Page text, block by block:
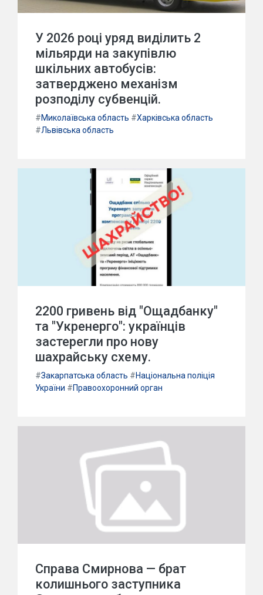
У 2026 році уряд виділить 2
мільярди на закупівлю
шкільних автобусів:
затверджено механізм
розподілу субвенцій.
#Миколаївська область #Харківська область
#Львівська область
2200 гривень від "Ощадбанку"
та "Укренерго": українців
застерегли про нову
шахрайську схему.
#Закарпатська область #Національна поліція
України #Правоохоронний орган
Справа Смирнова — брат
колишнього заступника